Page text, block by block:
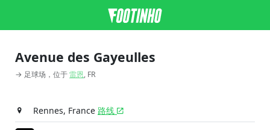
Avenue des Gayeulles
→ 足球场，位于雷恩, FR
Rennes, France 路线